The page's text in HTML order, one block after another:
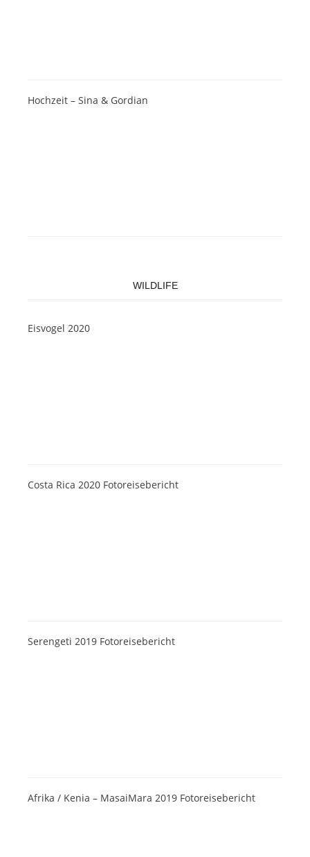
Hochzeit – Sina & Gordian
WILDLIFE
Eisvogel 2020
Costa Rica 2020 Fotoreisebericht
Serengeti 2019 Fotoreisebericht
Afrika / Kenia – MasaiMara 2019 Fotoreisebericht